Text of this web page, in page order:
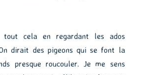
tout cela en regardant les ados
dirait des pigeons qui se font la
presque roucouler. Je me sens